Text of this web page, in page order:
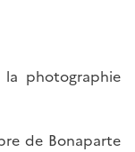
photographie
de Bonaparte